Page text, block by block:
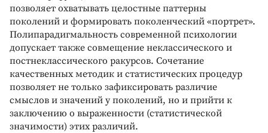
позволяет охватывать целостные паттерны
поколений и формировать поколенческий «портрет».
Полипарадигмальность современной психологии
допускает также совмещение неклассического и
постнеклассического ракурсов. Сочетание
качественных методик и статистических процедур
позволяет не только зафиксировать различие
смыслов и значений у поколений, но и прийти к
заключению о выраженности (статистической
значимости) этих различий.